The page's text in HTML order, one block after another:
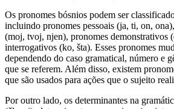
Os pronomes bósnios podem ser
incluindo pronomes pessoais (ja, ti, on,
(moj, tvoj, njen), pronomes demonstrativos
interrogativos (ko, šta). Esses pronomes
dependendo do caso gramatical, número e
que se referem. Além disso, existem
que são usados para ações que o sujeito
Por outro lado, os determinantes na